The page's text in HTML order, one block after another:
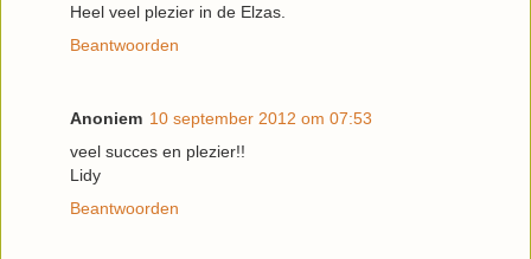
Heel veel plezier in de Elzas.
Beantwoorden
Anoniem 10 september 2012 om 07:53
veel succes en plezier!!
Lidy
Beantwoorden